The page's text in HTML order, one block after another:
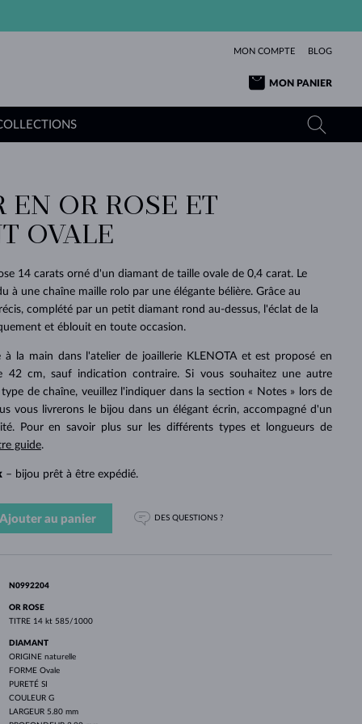
MON COMPTE BLOG
MON PANIER
DE SES
RÊVES
DÉCOUVRIR
L'AMOUR
DÉCOUVRIR
OR JAUNE
OR ROSE
BEAUTÉ
PURE
DÉCOUVRIR
TANZANITES
TOPAZES
MOLDAVITES
POUR BÉBÉS
OR BLANC
PLUS
BELLES
DÉCOUVRIR
TOURMALINES
MOLDAVITES
PENDENTIFS EN PERLES
OR BLANC
OR ROSE
PENDENTIFS
DÉCOUVRIR
INTEMPORELS
DÉCOUVRIR
DES
PERLES
DÉCOUVRIR
SAPHIRS
ÉMERAUDES
MINÉRAUX
MARIAGE
OR BLANC
AUTHENTIQUES
DÉCOUVRIR
BEAUTÉ
DÉCOUVRIR
EXCEPTIONNELLES
DÉCOUVRIR
EN OR ROSE ET
OVALE
14 carats orné d'un diamant de taille ovale de 0,4 carat. Le
à une chaîne maille rolo par une élégante bélière. Grâce au
complété par un petit diamant rond au-dessus, l'éclat de la
et éblouit en toute occasion.
à la main dans l'atelier de joaillerie KLENOTA et est proposé en
42 cm, sauf indication contraire. Si vous souhaitez une autre
de chaîne, veuillez l'indiquer dans la section « Notes » lors de
vous livrerons le bijou dans un élégant écrin, accompagné d'un
Pour en savoir plus sur les différents types et longueurs de
guide.
– bijou prêt à être expédié.
Ajouter au panier DES QUESTIONS ?
N0992204
OR ROSE
TITRE 14 kt 585/1000
DIAMANT
ORIGINE naturelle
FORME Ovale
PURETÉ SI
COULEUR G
LARGEUR 5.80 mm